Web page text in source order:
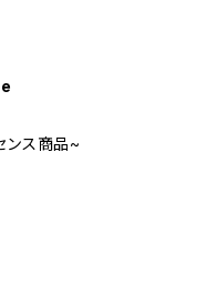
ンス商品~